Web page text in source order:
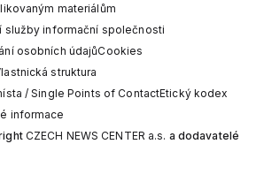
materiálům
služby informační společnosti
osobních údajůCookies
struktura
/ Single Points of ContactEtický kodex
informace
CZECH NEWS CENTER a.s. a dodavatelé